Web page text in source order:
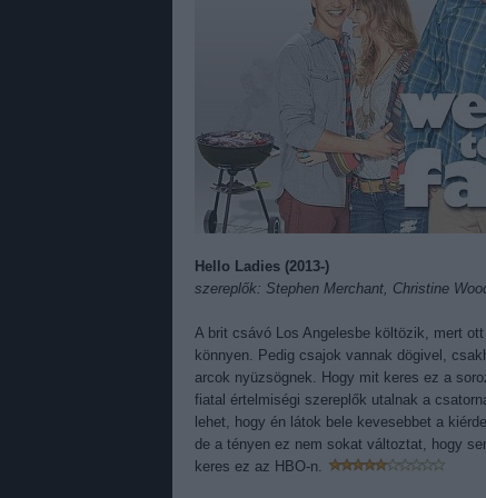
Hello Ladies (2013-)
szereplők: Stephen Merchant, Christine
A brit csávó Los Angelesbe költözik, mert
könnyen. Pedig csajok vannak dögivel,
arcok nyüzsögnek. Hogy mit keres ez a
fiatal értelmiségi szereplők utalnak a
lehet, hogy én látok bele kevesebbet a
de a tényen ez nem sokat változtat, hogy
keres ez az HBO-n.